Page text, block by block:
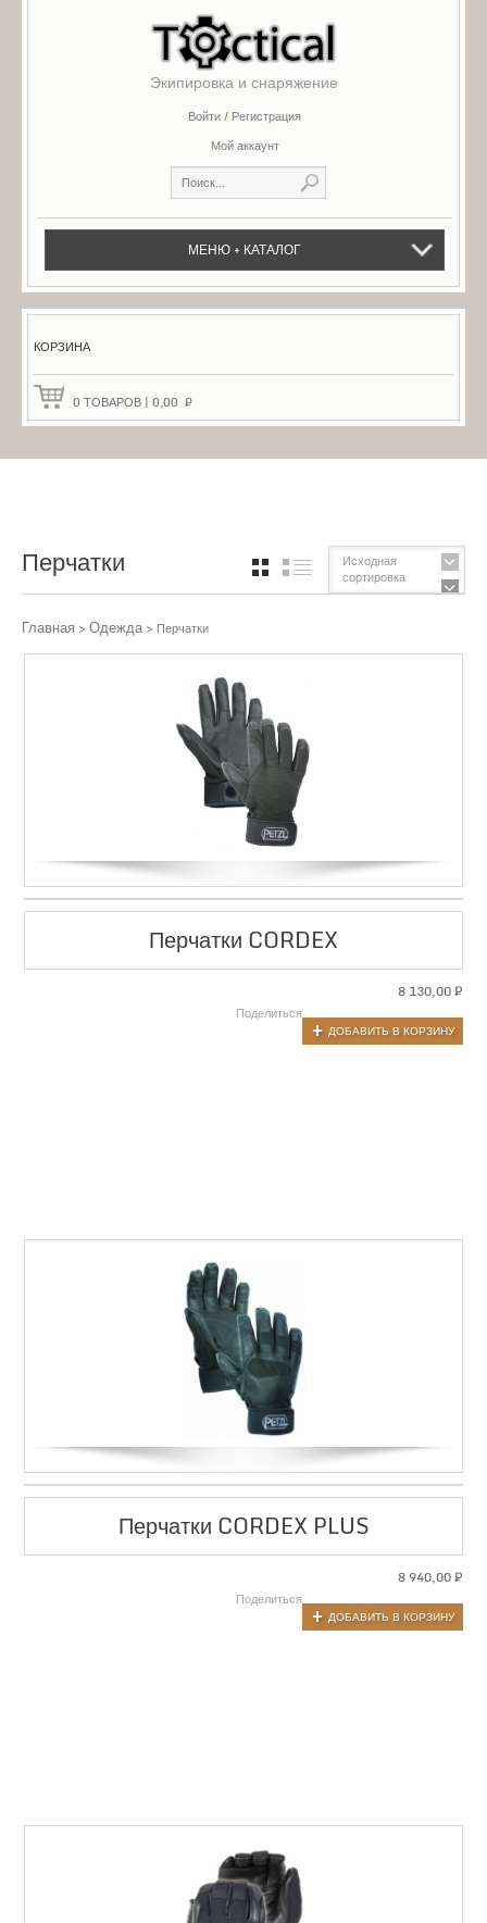
Экипировка и снаряжение
Войти/ Регистрация
Мой аккаунт
МЕНЮ + КАТАЛОГ
КОРЗИНА
0 ТОВАРОВ | 0,00 ₽
Перчатки
Исходная
сортировка
GRID СПИСОК
Главная > Одежда > Перчатки
Перчатки CORDEX
8 130,00₽
ДОБАВИТЬ В КОРЗИНУ
Поделиться
Перчатки CORDEX PLUS
8 940,00₽
ДОБАВИТЬ В КОРЗИНУ
Поделиться